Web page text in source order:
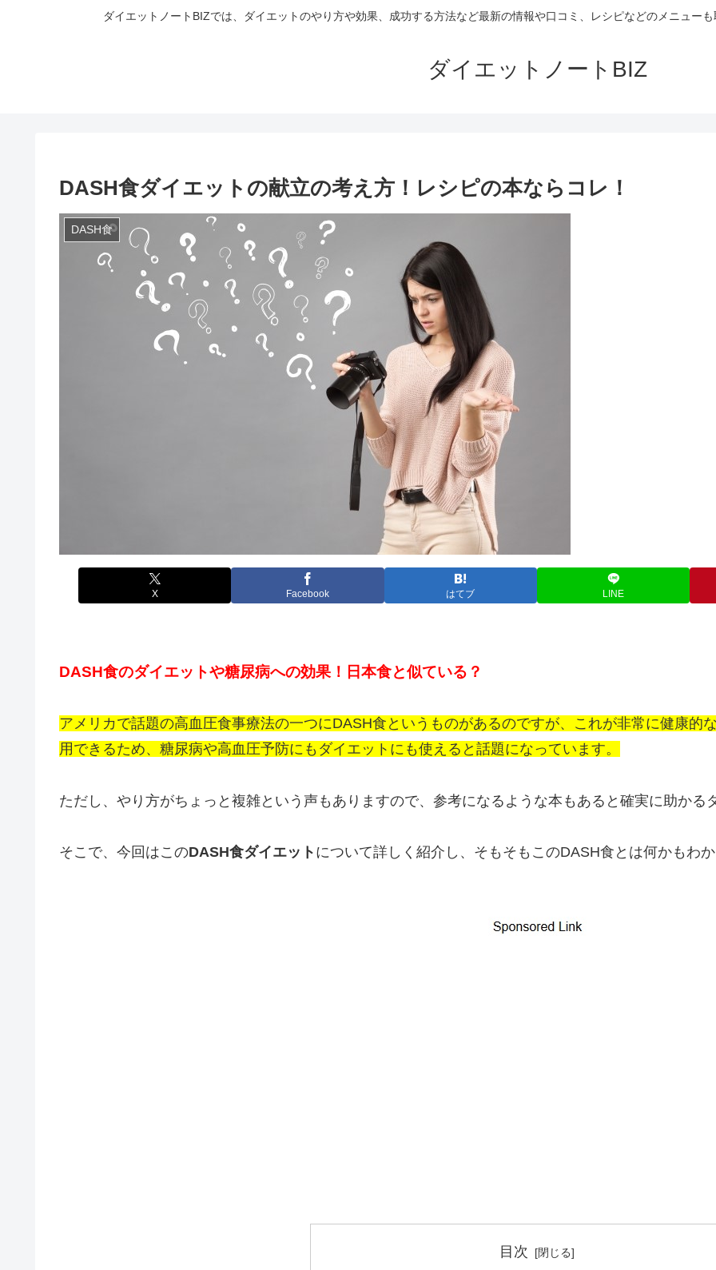
ダイエットノートBIZでは、ダイエットのやり方や効果、成功する方法など最新の情報や口コミ、レシピなどのメニュー
ダイエットノートBIZ
DASH食ダイエットの献立の考え方！レシピの本ならコレ！
DASH食
X Facebook はてブ LINE
DASH食のダイエットや糖尿病への効果！日本食と似ている？
アメリカで話題の高血圧食事療法の一つにDASH食というものがあるのですが、これが非常に健康的
用できるため、糖尿病や高血圧予防にもダイエットにも使えると話題になっています。
ただし、やり方がちょっと複雑という声もありますので、参考になるような本もあると確実に助かる
そこで、今回はこのDASH食ダイエット について詳しく紹介し、そもそもこのDASH食とは何かもわ
目次